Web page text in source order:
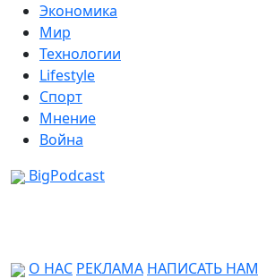
Экономика
Мир
Технологии
Lifestyle
Спорт
Мнение
Война
BigPodcast
О НАС РЕКЛАМА НАПИСАТЬ НАМ